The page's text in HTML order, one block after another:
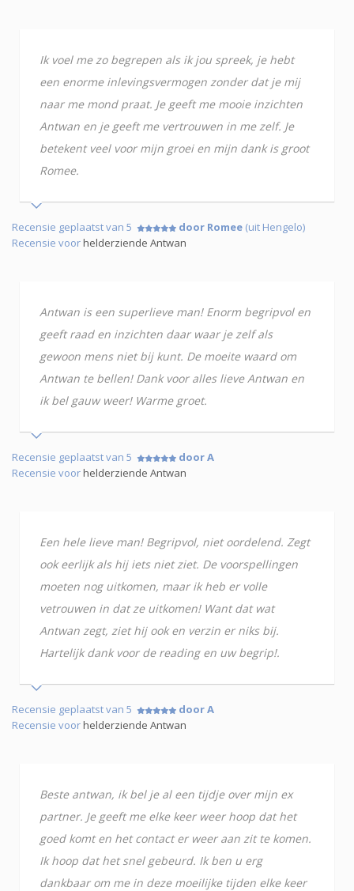
Ik voel me zo begrepen als ik jou spreek, je hebt
een enorme inlevingsvermogen zonder dat je mij
naar me mond praat. Je geeft me mooie inzichten
Antwan en je geeft me vertrouwen in me zelf. Je
betekent veel voor mijn groei en mijn dank is groot
Romee.
Recensie geplaatst van 5 door Romee (uit Hengelo)
Recensie voorhelderziende Antwan
Antwan is een superlieve man! Enorm begripvol en
geeft raad en inzichten daar waar je zelf als
gewoon mens niet bij kunt. De moeite waard om
Antwan te bellen! Dank voor alles lieve Antwan en
ik bel gauw weer! Warme groet.
Recensie geplaatst van 5
door A
Recensie voorhelderziende Antwan
Een hele lieve man! Begripvol, niet oordelend. Zegt
ook eerlijk als hij iets niet ziet. De voorspellingen
moeten nog uitkomen, maar ik heb er volle
vetrouwen in dat ze uitkomen! Want dat wat
Antwan zegt, ziet hij ook en verzin er niks bij.
Hartelijk dank voor de reading en uw begrip!.
Recensie geplaatst van 5
door A
Recensie voorhelderziende Antwan
Beste antwan, ik bel je al een tijdje over mijn ex
partner. Je geeft me elke keer weer hoop dat het
goed komt en het contact er weer aan zit te komen.
Ik hoop dat het snel gebeurd. Ik ben u erg
dankbaar om me in deze moeilijke tijden elke keer